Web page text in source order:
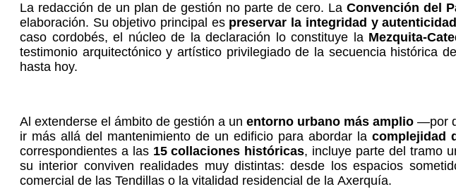
La redacción de un p lan de gestión no parte de cero. La Convención del
elaboración. Su objetivo principal es preservar la integridad y
caso cordobés, el núcleo de la declaración lo constituye la Mezquita-
testimonio arquitectónico y artístico privilegiado de la secuencia histórica
hasta hoy.
Al extenderse el ámbito de gestión a un entorno urbano más amplio —por
ir más allá del mantenimiento de un edificio para abordar la complejidad
correspondientes a las 15 collaciones históricas, incluye parte del tramo
su interior conviven realidades muy distintas: desde los espacios
comercial de las Tendillas o la vitalidad residencial de la Axerquía.